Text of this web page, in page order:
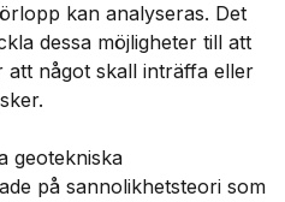
kan analyseras. Det
dessa möjligheter till att
något skall inträffa eller
geotekniska
på sannolikhetsteori som